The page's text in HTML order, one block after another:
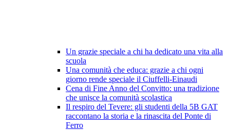
Un grazie speciale a chi ha dedicato una vita alla
scuola
Una comunità che educa: grazie a chi ogni
giorno rende speciale il Ciuffelli-Einaudi
Cena di Fine Anno del Convitto: una tradizione
che unisce la comunità scolastica
Il respiro del Tevere: gli studenti della 5B GAT
raccontano la storia e la rinascita del Ponte di
Ferro